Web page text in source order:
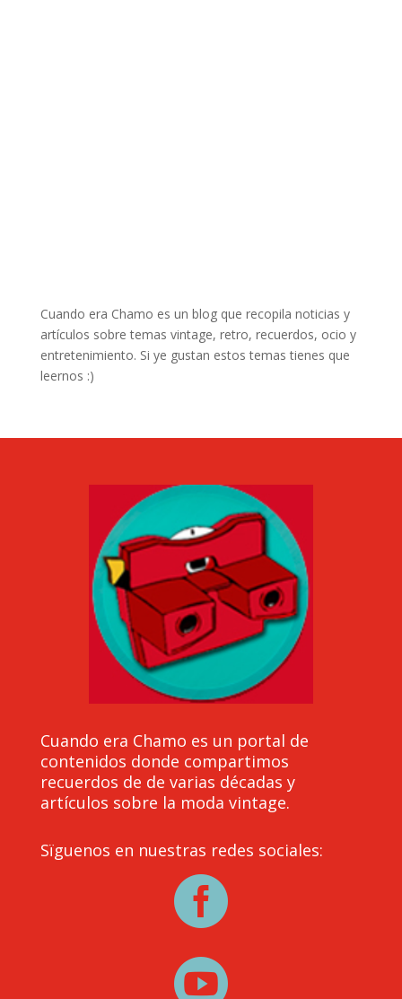
Cuando era Chamo es un blog que recopila noticias y
artículos sobre temas vintage, retro, recuerdos, ocio y
entretenimiento. Si ye gustan estos temas tienes que
leernos :)
Cuando era Chamo es un portal de
contenidos donde compartimos
recuerdos de de varias décadas y
artículos sobre la moda vintage.
Sïguenos en nuestras redes sociales:

